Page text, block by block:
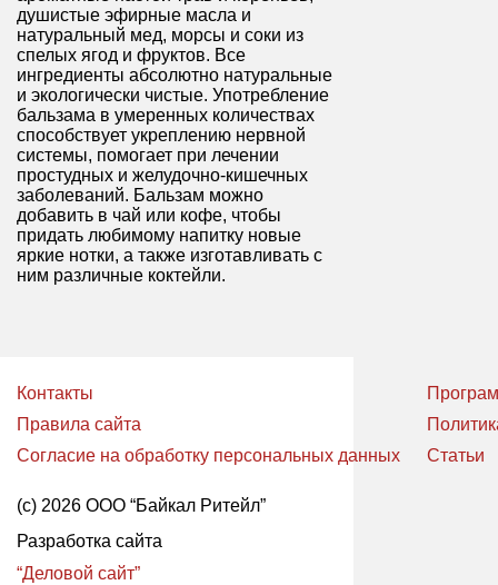
душистые эфирные масла и
натуральный мед, морсы и соки из
спелых ягод и фруктов. Все
ингредиенты абсолютно натуральные
и экологически чистые. Употребление
бальзама в умеренных количествах
способствует укреплению нервной
системы, помогает при лечении
простудных и желудочно-кишечных
заболеваний. Бальзам можно
добавить в чай или кофе, чтобы
придать любимому напитку новые
яркие нотки, а также изготавливать с
ним различные коктейли.
Контакты
Правила сайта
Согласие на обработку персональных данных
Статьи
(с) 2026 ООО “Байкал Ритейл”
Разработка сайта
“Деловой сайт”